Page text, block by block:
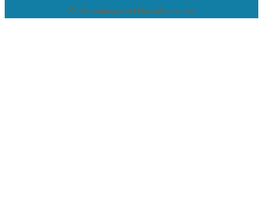
221 Bewertungen auf ProvenExpert.com